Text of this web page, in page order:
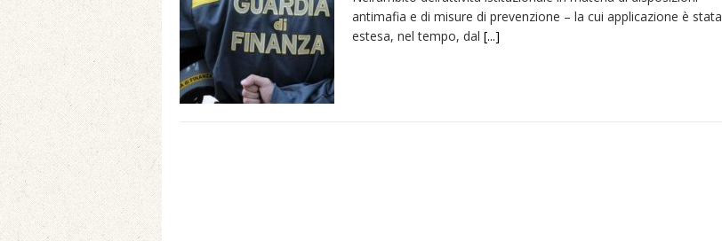
antimafia e di misure di prevenzione – la cui applicazione è stata
estesa, nel tempo, dal [...]